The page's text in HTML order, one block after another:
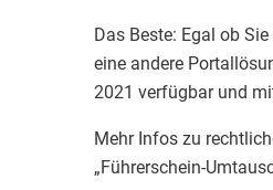
Das Beste: Egal ob
eine andere
2021 verfügbar und
Mehr Infos zu
„Führerschein-